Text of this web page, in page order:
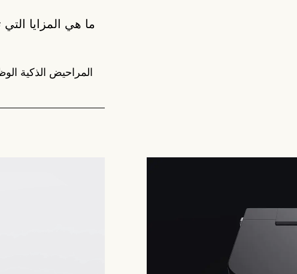
ما هي المزايا
المراحيض الذكية